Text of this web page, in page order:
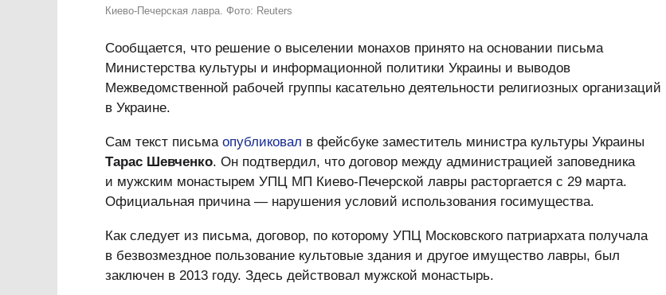
Киево-Печерская лавра. Фото: Reuters
Сообщается, что решение о выселении монахов принято на основании письма
Министерства культуры и информационной политики Украины и выводов
Межведомственной рабочей группы касательно деятельности религиозных организаций
в Украине.
Сам текст письма опубликовал в фейсбуке заместитель министра культуры Украины
Тарас Шевченко. Он подтвердил, что договор между администрацией заповедника
и мужским монастырем УПЦ МП Киево-Печерской лавры расторгается с 29 марта.
Официальная причина — нарушения условий использования госимущества.
Как следует из письма, договор, по которому УПЦ Московского патриархата получала
в безвозмездное пользование культовые здания и другое имущество лавры, был
заключен в 2013 году. Здесь действовал мужской монастырь.